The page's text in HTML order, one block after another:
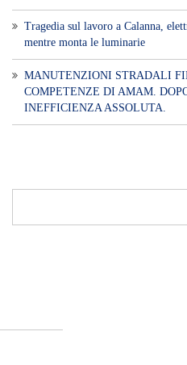
Tragedia sul lavoro a Calanna,
mentre monta le luminarie
MANUTENZIONI STRADALI
COMPETENZE DI AMAM.
INEFFICIENZA ASSOLUTA.